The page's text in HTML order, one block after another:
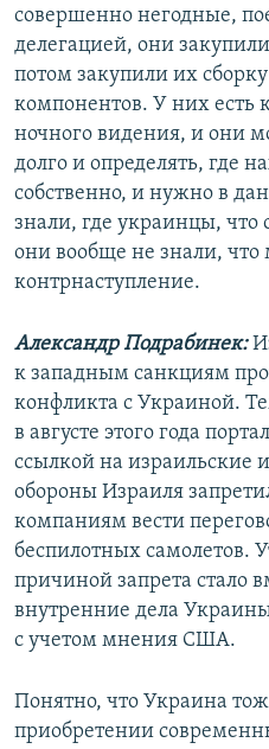
совершенно негодные,
делегацией, они
потом закупили их
компонентов. У них есть
ночного видения, и они
долго и определять, где
собственно, и нужно в
знали, где украинцы,
они вообще не знали,
контрнаступление.
Александр Подрабинек:
к западным санкциям
конфликта с Украиной.
в августе этого года
ссылкой на израильские
обороны Израиля
компаниям вести
беспилотных самолетов.
причиной запрета стало
внутренние дела
с учетом мнения США.
Понятно, что Украина
приобретении